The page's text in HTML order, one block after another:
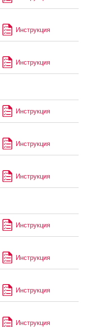
Инструкция
Инструкция
Инструкция
Инструкция
Инструкция
Инструкция
Инструкция
Инструкция
Инструкция